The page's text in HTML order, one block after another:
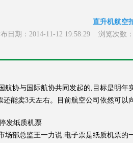
直升机航空
日期：2014-11-12 19:58:29 浏览次
航协与国际航协共同发起的,目标是明
还能卖3天左右。目前航空公司依然可以
场部总监王一力说:电子票是纸质机票